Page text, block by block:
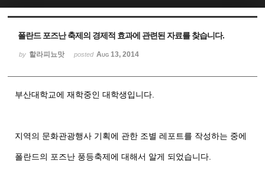
폴란드 포즈난 축제의 경제적 효과에 관련된 자료를 찾습니다.
by 할라피뇨맛 posted Aug 13, 2014
부산대학교에 재학중인 대학생입니다.
지역의 문화관광행사 기획에 관한 조별 레포트를 작성하는 중에
폴란드의 포즈난 풍등축제에 대해서 알게 되었습니다.
Sketchbook5, 스케치북5